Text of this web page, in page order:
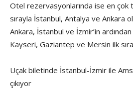
Otel rezervasyonlarında ise en çok
sırayla İstanbul, Antalya ve Ankara
Ankara, İstanbul ve İzmir’in
Kayseri, Gaziantep ve Mersin ilk
Uçak biletinde İstanbul-İzmir ile
çıkıyor